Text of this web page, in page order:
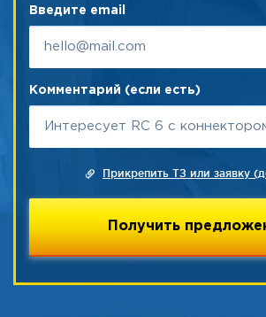
Введите email
Комментарий (если есть)
Прикрепить ТЗ или заявку